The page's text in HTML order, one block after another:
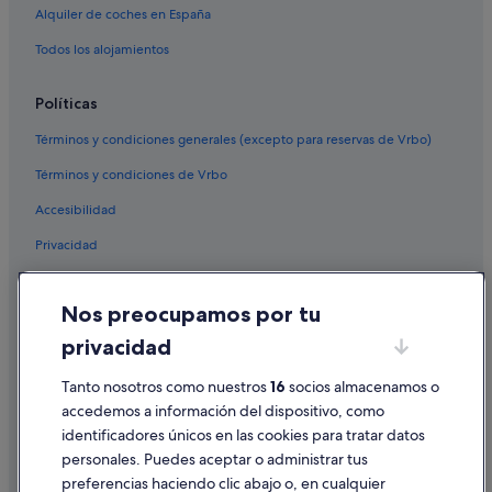
Hoteles con restaurante en Nervión
Hoteles cerca de Plaza de la Encarnación
Alquiler de coches en España
Todos los alojamientos
Políticas
Términos y condiciones generales (excepto para reservas de Vrbo)
Términos y condiciones de Vrbo
Accesibilidad
Privacidad
Condiciones de uso
Información legal/contacto
Pautas sobre el contenido y cómo denunciar contenido
Ayuda
Nos preocupamos por tu
privacidad
Tanto nosotros como nuestros16 socios almacenamos o
accedemos a información del dispositivo, como
identificadores únicos en las cookies para tratar datos
personales. Puedes aceptar o administrar tus
preferencias haciendo clic abajo o, en cualquier